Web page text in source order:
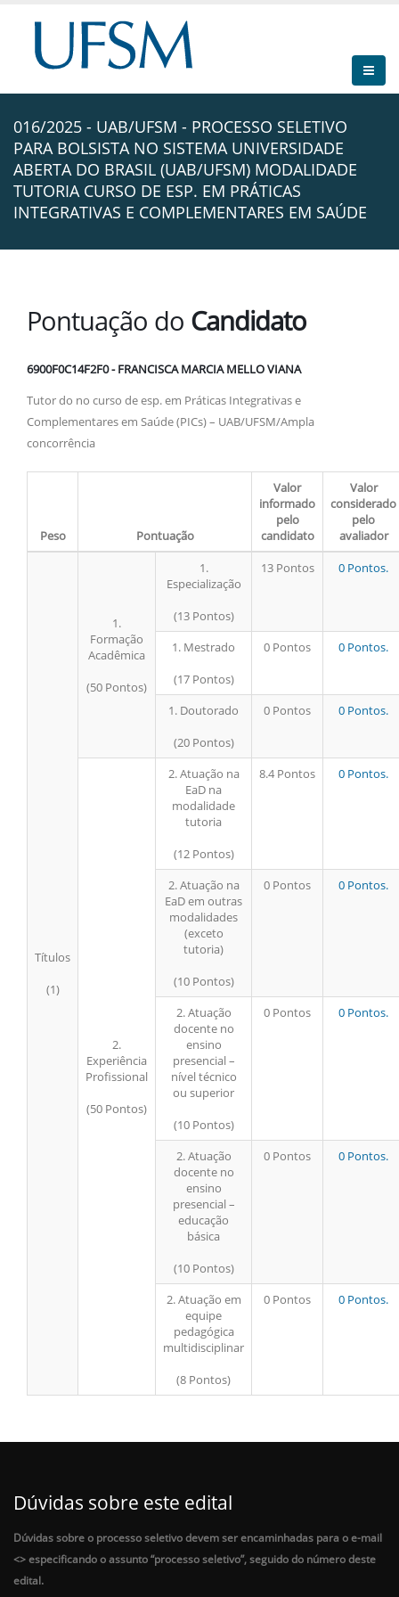
016/2025 - UAB/UFSM - PROCESSO SELETIVO
PARA BOLSISTA NO SISTEMA UNIVERSIDADE
ABERTA DO BRASIL (UAB/UFSM) MODALIDADE
TUTORIA CURSO DE ESP. EM PRÁTICAS
INTEGRATIVAS E COMPLEMENTARES EM SAÚDE
Pontuação do Candidato
6900F0C14F2F0 - FRANCISCA MARCIA MELLO VIANA
Tutor do no curso de esp. em Práticas Integrativas e
Complementares em Saúde (PICs) – UAB/UFSM/Ampla
concorrência
Peso Pontuação
Valor
informado
pelo
candidato
Valor
considerado
pelo
avaliador
Títulos
(1)
1.
Formação
Acadêmica
(50 Pontos)
1.
Especialização
(13 Pontos)
13 Pontos 0 Pontos.
1. Mestrado
(17 Pontos)
0 Pontos 0 Pontos.
1. Doutorado
(20 Pontos)
0 Pontos 0 Pontos.
2.
Experiência
Profissional
(50 Pontos)
2. Atuação na
EaD na
modalidade
tutoria
(12 Pontos)
8.4 Pontos 0 Pontos.
2. Atuação na
EaD em outras
modalidades
(exceto
tutoria)
(10 Pontos)
0 Pontos 0 Pontos.
2. Atuação
docente no
ensino
presencial –
nível técnico
ou superior
(10 Pontos)
0 Pontos 0 Pontos.
2. Atuação
docente no
ensino
presencial –
educação
básica
(10 Pontos)
0 Pontos 0 Pontos.
2. Atuação em
equipe
pedagógica
multidisciplinar
(8 Pontos)
0 Pontos 0 Pontos.
Dúvidas sobre este edital
Dúvidas sobre o processo seletivo devem ser encaminhadas para o e-mail
<> especificando o assunto “processo seletivo”, seguido do número deste
edital.